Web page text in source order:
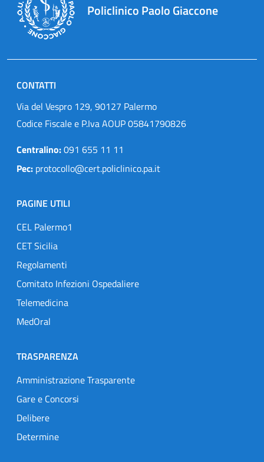
Policlinico Paolo Giaccone
CONTATTI
Via del Vespro 129, 90127 Palermo
Codice Fiscale e P.Iva AOUP 05841790826
Centralino:091 655 11 11
Pec: protocollo@cert.policlinico.pa.it
PAGINE UTILI
CEL Palermo1
CET Sicilia
Regolamenti
Comitato Infezioni Ospedaliere
Telemedicina
MedOral
TRASPARENZA
Amministrazione Trasparente
Gare e Concorsi
Delibere
Determine